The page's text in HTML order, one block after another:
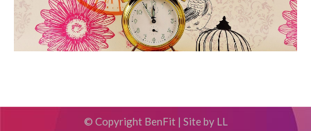
© Copyright BenFit | Site by LL